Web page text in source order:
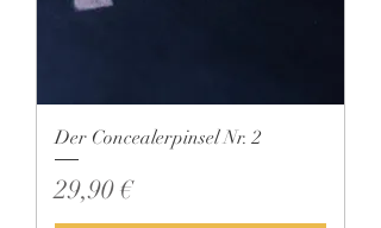
Der Concealerpinsel Nr. 2
Preis
29,90 €